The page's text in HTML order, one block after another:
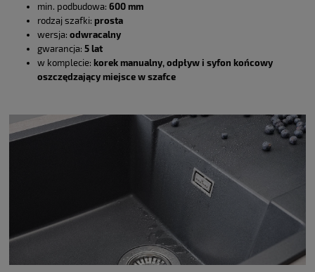
min. podbudowa: 600 mm
rodzaj szafki: prosta
wersja: odwracalny
gwarancja: 5 lat
w komplecie: korek manualny, odpływ i syfon końcowy
oszczędzający miejsce w szafce